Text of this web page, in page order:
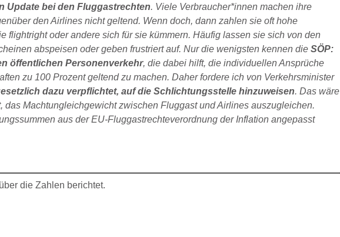
Update bei den Fluggastrechten. Viele Verbraucher*innen machen ihre
den Airlines nicht geltend. Wenn doch, dann zahlen sie oft hohe
flightright oder andere sich für sie kümmern. Häufig lassen sie sich von den
abspeisen oder geben frustriert auf. Nur die wenigsten kennen dieSÖP:
öffentlichen Personenverkehr, die dabei hilft, die individuellen Ansprüche
zu 100 Prozent geltend zu machen. Daher fordere ich von Verkehrsminister
dazu verpflichtet, auf die Schlichtungsstelle hinzuweisen. Das wäre
das Machtungleichgewicht zwischen Fluggast und Airlines auszugleichen.
aus der EU-Fluggastrechteverordnung der Inflation angepasst
die Zahlen berichtet.